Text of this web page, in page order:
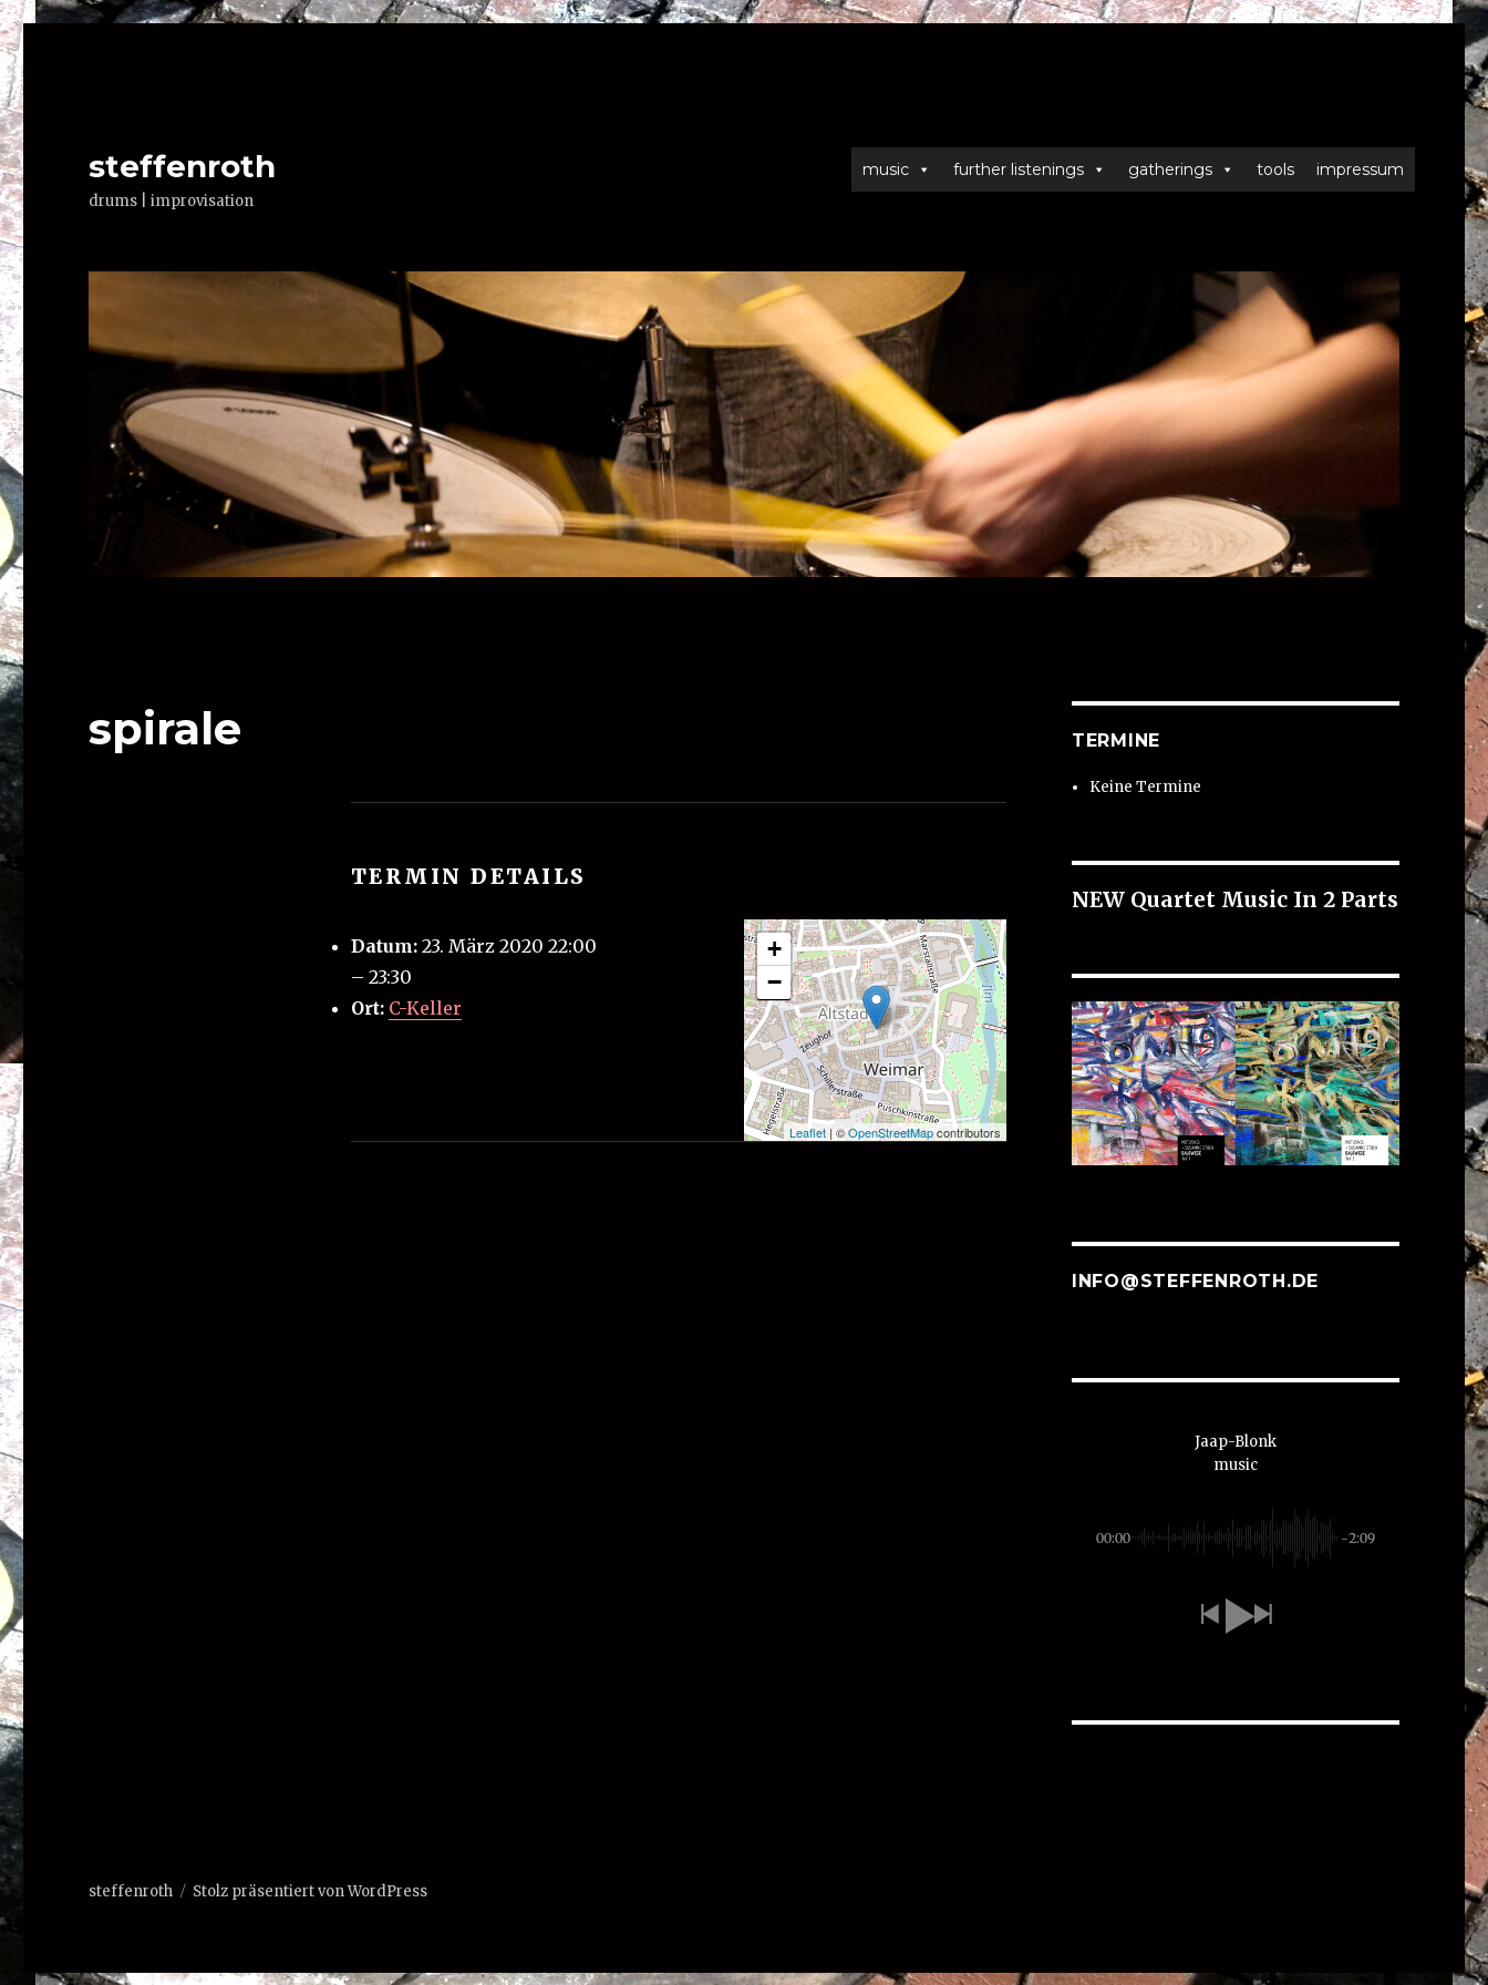
steffenroth
drums | improvisation
music further listenings gatherings tools impressum
spirale
TERMIN DETAILS
Datum: 23. März 2020 22:00
– 23:30
Ort: C-Keller
+
−
Leaflet| ©OpenStreetMapcontributors
TERMINE
Keine Termine
NEW Quartet Music In 2 Parts
INFO@STEFFENROTH.DE
Jaap-Blonk
music
00:00 -2:09
steffenroth Stolz präsentiert von WordPress